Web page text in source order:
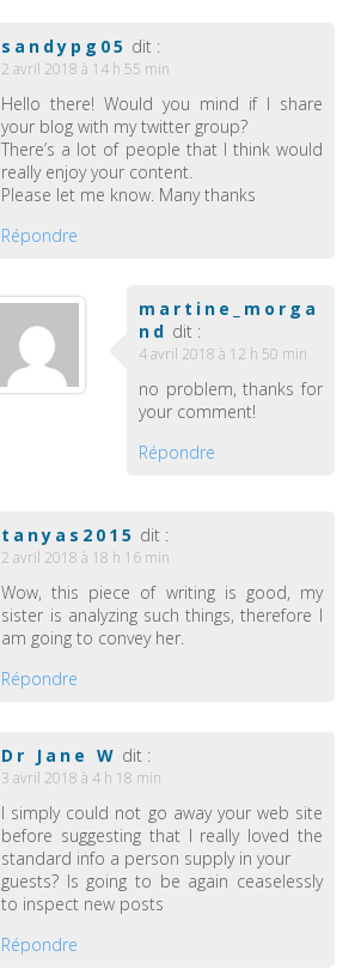
sandypg05 dit :
2 avril 2018 à 14 h 55 min
Hello there! Would you mind if I share
your blog with my twitter group?
There’s a lot of people that I think would
really enjoy your content.
Please let me know. Many thanks
Répondre
martine_morga
nd dit :
4 avril 2018 à 12 h 50 min
no problem, thanks for
your comment!
Répondre
tanyas2015 dit :
2 avril 2018 à 18 h 16 min
Wow, this piece of writing is good, my
sister is analyzing such things, therefore I
am going to convey her.
Répondre
Dr Jane W dit :
3 avril 2018 à 4 h 18 min
I simply could not go away your web site
before suggesting that I really loved the
standard info a person supply in your
guests? Is going to be again ceaselessly
to inspect new posts
Répondre